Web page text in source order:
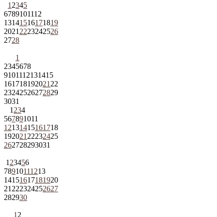
1 2345
6789101112
13141516171819
2021 2223242526
2728
1
2345678
9101112131415
161718192021 22
23242526272829
3031
1 234
567891011
12131415161718
192021 22232425
262728293031
1 23456
78910111213
14151617181920
21 222324252627
282930
1 2